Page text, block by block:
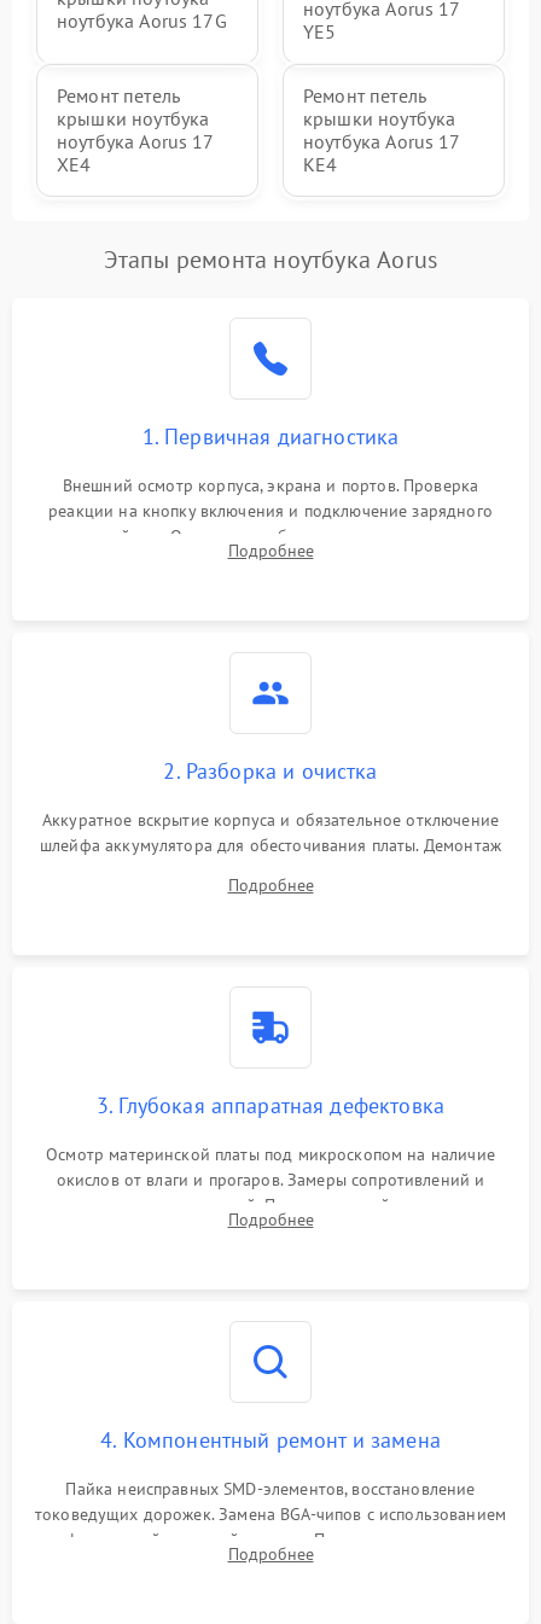
ноутбука Aorus 17G
ноутбука Aorus 17
YE5
Ремонт петель
крышки ноутбука
ноутбука Aorus 17
XE4
Ремонт петель
крышки ноутбука
ноутбука Aorus 17
KE4
Этапы ремонта ноутбука Aorus
1. Первичная диагностика
Внешний осмотр корпуса, экрана и портов. Проверка
реакции на кнопку включения и подключение зарядного
устройства. Оценка потребления тока с помощью
лабораторного блока питания для локализации проблемы.
Подробнее
2. Разборка и очистка
Аккуратное вскрытие корпуса и обязательное отключение
шлейфа аккумулятора для обесточивания платы. Демонтаж
высохшей термопасты с кристаллов чипов.
Подробнее
3. Глубокая аппаратная дефектовка
Осмотр материнской платы под микроскопом на наличие
окислов от влаги и прогаров. Замеры сопротивлений и
дежурных напряжений. Проверка цепей питания,
мультиконтроллера, процессора и видеочипа.
Подробнее
4. Компонентный ремонт и замена
Пайка неисправных SMD-элементов, восстановление
токоведущих дорожек. Замена BGA-чипов с использованием
инфракрасной паяльной станции. Прошивка микросхемы
BIOS или замена поврежденных портов USB
Подробнее